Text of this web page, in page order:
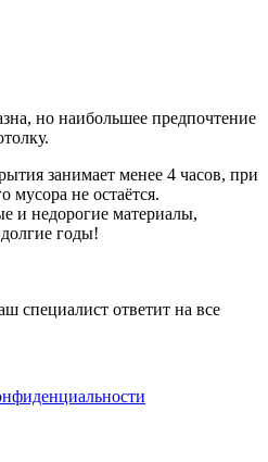
но наибольшее предпочтение
занимает менее 4 часов, при
мусора не остаётся.
и недорогие материалы,
годы!
специалист ответит на все